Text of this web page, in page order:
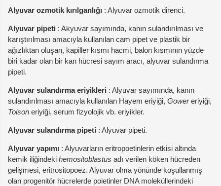
Alyuvar ozmotik kırılganlığı : Alyuvar ozmotik direnci.
Alyuvar pipeti : Akyuvar sayımında, kanın sulandırılması ve
karıştırılması amacıyla kullanılan cam pipet ve plastik bir
ağızlıktan oluşan, kapiller kısmı hacmi, balon kısmının yüzde
biri kadar olan bir kan hücresi sayım aracı, alyuvar sulandırma
pipeti.
Alyuvar sulandırma eriyikleri : Alyuvar sayımında, kanın
sulandırılması amacıyla kullanılan Hayem eriyiği, Gowereriyiği,
Toison eriyiği, serum fizyolojik vb. eriyikler.
Alyuvar sulandırma pipeti : Alyuvar pipeti.
Alyuvar yapımı : Alyuvarların eritropoetinlerin etkisi altında
kemik iliğindeki hemositoblastus adı verilen köken hücreden
gelişmesi, eritrositopoez. Alyuvar olma yönünde koşullanmış
olan progenitör hücrelerde poietinler DNA moleküllerindeki